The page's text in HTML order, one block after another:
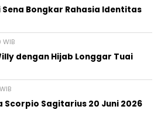
Bongkar Rahasia Identitas
dengan Hijab Longgar Tuai
Scorpio Sagitarius 20 Juni 2026